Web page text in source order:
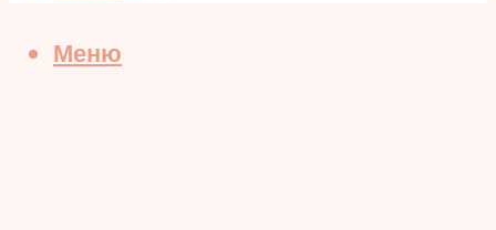
Меню